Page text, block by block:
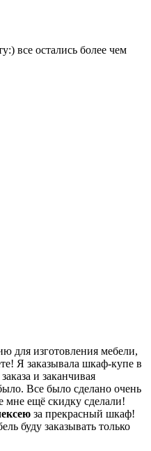
все остались более чем
для изготовления мебели,
Я заказывала шкаф-купе в
и заканчивая
Все было сделано очень
мне ещё скидку сделали!
за прекрасный шкаф!
буду заказывать только